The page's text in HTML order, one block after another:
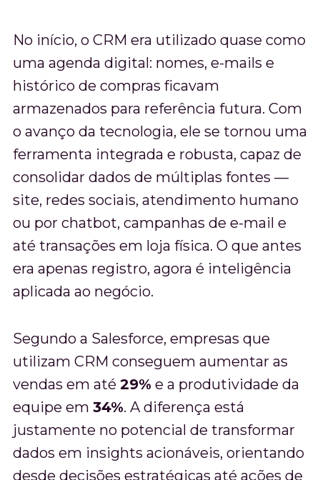
No início, o CRM era utilizado quase como
uma agenda digital: nomes, e-mails e
histórico de compras ficavam
armazenados para referência futura. Com
o avanço da tecnologia, ele se tornou uma
ferramenta integrada e robusta, capaz de
consolidar dados de múltiplas fontes —
site, redes sociais, atendimento humano
ou por chatbot, campanhas de e-mail e
até transações em loja física. O que antes
era apenas registro, agora é inteligência
aplicada ao negócio.
Segundo a Salesforce, empresas que
utilizam CRM conseguem aumentar as
vendas em até 29% e a produtividade da
equipe em 34%. A diferença está
justamente no potencial de transformar
dados em insights acionáveis, orientando
desde decisões estratégicas até ações de